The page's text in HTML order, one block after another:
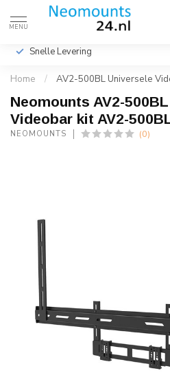
MENU
Snelle Levering
Home / AV2-500BL Universele
Neomounts AV2-
Videobar kit AV2-
NEOMOUNTS (0)